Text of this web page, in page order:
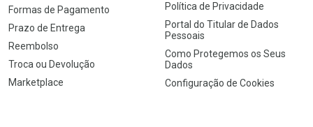
Formas de Pagamento
Prazo de Entrega
Reembolso
Troca ou Devolução
Marketplace
Política de Privacidade
Portal do Titular de Dados
Pessoais
Como Protegemos os Seus
Dados
Configuração de Cookies